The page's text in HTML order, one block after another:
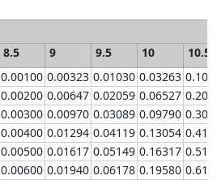
8.5 9 9.5 10
10.5
0.00100 0.00323 0.01030 0.03263
0.00200 0.00647 0.02059 0.06527
0.00300 0.00970 0.03089 0.09790
0.00400 0.01294 0.04119 0.13054
0.00500 0.01617 0.05149 0.16317
0.00600 0.01940 0.06178 0.19580